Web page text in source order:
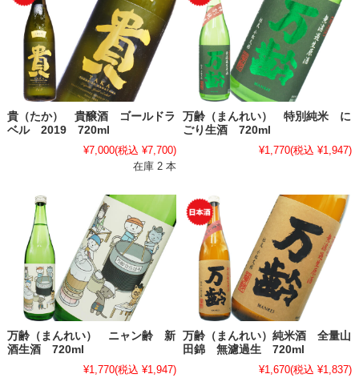
貴（たか） 貴醸酒 ゴールドラ
ベル 2019 720ml
¥7,000(税込 ¥7,700)
在庫 2 本
万齢（まんれい） 特別純米 に
ごり生酒 720ml
¥1,770(税込 ¥1,947)
万齢（まんれい） ニャン齢 新
酒生酒 720ml
¥1,770(税込 ¥1,947)
万齢（まんれい）純米酒 全量山
田錦 無濾過生 720ml
¥1,670(税込 ¥1,837)